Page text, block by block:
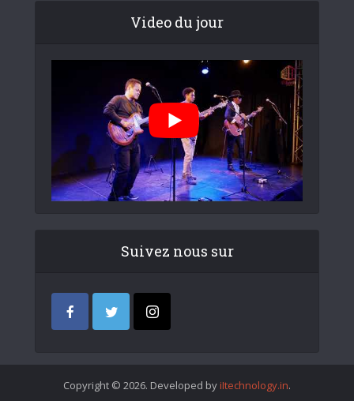
Video du jour
Suivez nous sur
Copyright © 2026. Developed by iItechnology.in.